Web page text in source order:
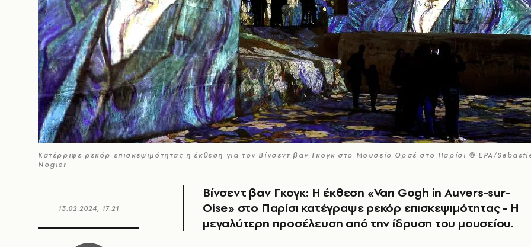
Κατέρριψε ρεκόρ επισκεψιμότητας η έκθεση για τον Βίνσεντ βαν Γκογκ στο Μουσείο Ορσέ στο Παρίσι © EPA/
Nogier
13.02.2024, 17:21
Βίνσεντ βαν Γκογκ: Η έκθεση «Van Gogh in Auvers-sur-
Oise» στο Παρίσι κατέγραψε ρεκόρ επισκεψιμότητας - Η
μεγαλύτερη προσέλευση από την ίδρυση του μουσείου.